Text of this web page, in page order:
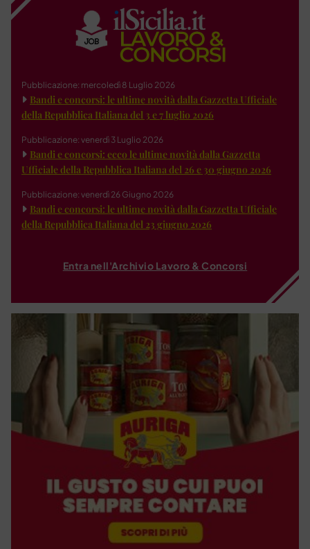
Pubblicazione: mercoledì 8 Luglio 2026
Bandi e concorsi: le ultime novità dalla Gazzetta Ufficiale
della Repubblica Italiana del 3 e 7 luglio 2026
Pubblicazione: venerdì 3 Luglio 2026
Bandi e concorsi: ecco le ultime novità dalla Gazzetta
Ufficiale della Repubblica Italiana del 26 e 30 giugno 2026
Pubblicazione: venerdì 26 Giugno 2026
Bandi e concorsi: le ultime novità dalla Gazzetta Ufficiale
della Repubblica Italiana del 23 giugno 2026
Entra nell'Archivio Lavoro & Concorsi